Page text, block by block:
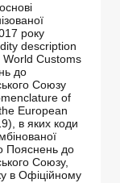
року
description
Customs
до
Союзу
of
European
в яких коди
Пояснень до
Союзу,
в Офіційному